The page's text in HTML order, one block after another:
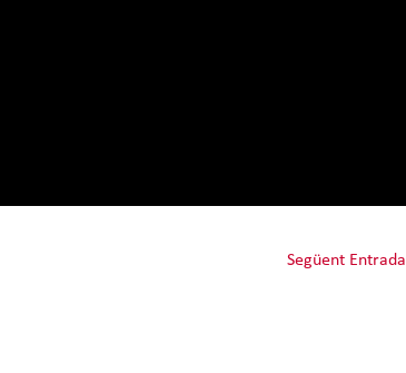
Següent Entrada